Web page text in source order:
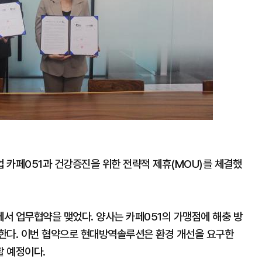
카페051과 건강증진을 위한 전략적 제휴(MOU)를 체결했
업무협약을 맺었다. 양사는 카페051의 가맹점에 해충 방
. 이번 협약으로 현대방역솔루션은 환경 개선을 요구한
예정이다.